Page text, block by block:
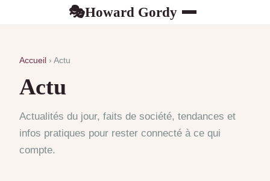
🎭Howard Gordy
Accueil › Actu
Actu
Actualités du jour, faits de société, tendances et
infos pratiques pour rester connecté à ce qui
compte.